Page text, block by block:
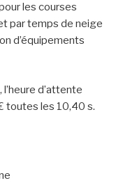
les courses
par temps de neige
d’équipements
d’attente
toutes les 10,40 s.